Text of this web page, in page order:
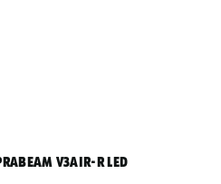
V3AIR-R LED